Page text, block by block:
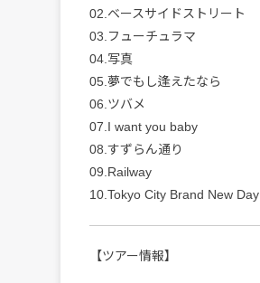
02.ベースサイドストリート
03.フューチュラマ
04.写真
05.夢でもし逢えたなら
06.ツバメ
07.I want you baby
08.すずらん通り
09.Railway
10.Tokyo City Brand New Day
【ツアー情報】